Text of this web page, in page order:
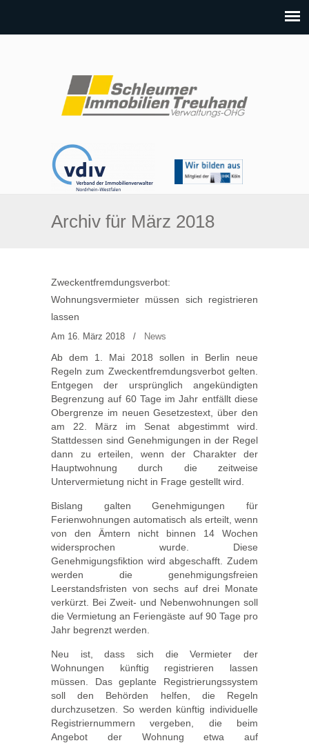
Archiv für März 2018
Zweckentfremdungsverbot:
Wohnungsvermieter müssen sich registrieren
lassen
Am 16. März 2018 / News
Ab dem 1. Mai 2018 sollen in Berlin neue
Regeln zum Zweckentfremdungsverbot gelten.
Entgegen der ursprünglich angekündigten
Begrenzung auf 60 Tage im Jahr entfällt diese
Obergrenze im neuen Gesetzestext, über den
am 22. März im Senat abgestimmt wird.
Stattdessen sind Genehmigungen in der Regel
dann zu erteilen, wenn der Charakter der
Hauptwohnung durch die zeitweise
Untervermietung nicht in Frage gestellt wird.
Bislang galten Genehmigungen für
Ferienwohnungen automatisch als erteilt, wenn
von den Ämtern nicht binnen 14 Wochen
widersprochen wurde. Diese
Genehmigungsfiktion wird abgeschafft. Zudem
werden die genehmigungsfreien
Leerstandsfristen von sechs auf drei Monate
verkürzt. Bei Zweit- und Nebenwohnungen soll
die Vermietung an Feriengäste auf 90 Tage pro
Jahr begrenzt werden.
Neu ist, dass sich die Vermieter der
Wohnungen künftig registrieren lassen
müssen. Das geplante Registrierungssystem
soll den Behörden helfen, die Regeln
durchzusetzen. So werden künftig individuelle
Registriernummern vergeben, die beim
Angebot der Wohnung etwa auf